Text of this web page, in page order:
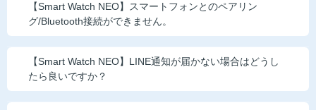
【Smart Watch NEO】スマートフォンとのペアリン
グ/Bluetooth接続ができません。
【Smart Watch NEO】LINE通知が届かない場合はどうし
たら良いですか？